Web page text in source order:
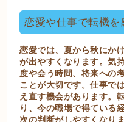
恋愛や仕事で転機を
恋愛では、夏から秋にか
が出やすくなります。気
度や会う時間、将来への
ことが大切です。仕事で
え直す機会があります。
り、今の職場で得ている
次の判断がしやすくなりま